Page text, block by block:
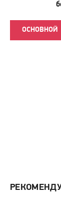
ОСНОВНОЙ